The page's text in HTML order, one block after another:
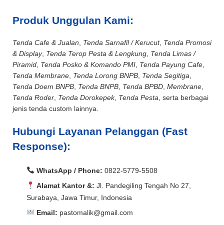
Produk Unggulan Kami:
Tenda Cafe & Jualan Tenda Sarnafil / Kerucut, Tenda Promosi
& Display, Tenda Terop Pesta & Lengkung Tenda Limas /
Piramid Tenda Posko & Komando PMI Tenda Payung Cafe
Tenda Membrane Tenda Lorong BNPB Tenda Segitiga
Tenda Doem BNPB Tenda BNPB Tenda BPBD Membrane
Tenda Roder Tenda Dorokepek, Tenda Pesta , serta berbagai
jenis tenda custom lainnya.
Hubungi Layanan Pelanggan (Fast
Response):
WhatsApp / Phone: 0822-5779-5508
Alamat Kantor &: Jl. Pandegiling Tengah No 27,
Surabaya, Jawa Timur, Indonesia
Email: pastomalik@gmail.com